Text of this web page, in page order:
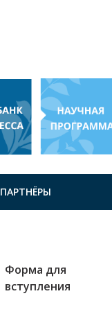
ПАРТНЁРЫ
Форма для
вступления